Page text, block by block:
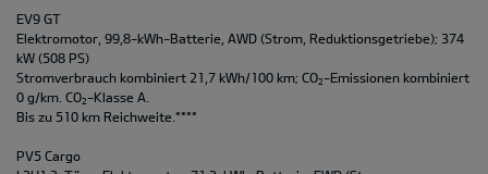
EV9 GT
Elektromotor, 99,8-kWh-Batterie, AWD (Strom, Reduktionsgetriebe); 374
kW (508 PS)
Stromverbrauch kombiniert 21,7 kWh/100 km; CO2 -Emissionen kombiniert
0 g/km. CO2 -Klasse A.
Bis zu 510 km Reichweite.****
PV5 Cargo